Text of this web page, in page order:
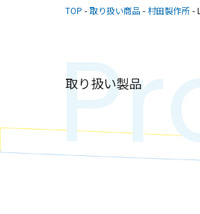
TOP -取り扱い商品-村田製作所-
取り扱い製品